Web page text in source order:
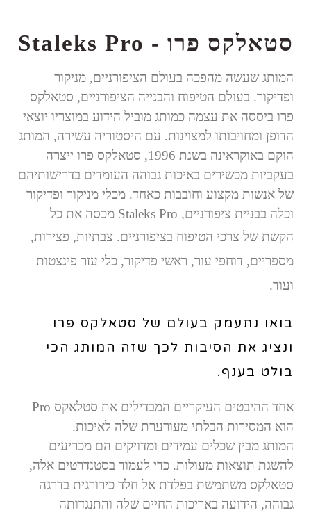
Staleks Pro - סטאלקס פרו
המותג שעשה מהפכה בעולם הציפורניים, מניקור
ופדיקור. בעולם הטיפוח והבנייה הציפורניים, סטאלקס
פרו ביססה את עצמה כמותג מוביל הידוע במוצריו יוצאי
הדופן ומחויבותו למצוינות. עם היסטוריה עשירה, המותג
הוקם באוקראינה בשנת 1996, סטאלקס פרו ייצרה
בעקביות מכשירים באיכות גבוהה העומדים בדרישותיהם
של אנשות מקצוע וחובבות כאחד. מכלי מניקור ופדיקור
וכלה בבניית ציפורניים, Staleks Pro מכסה את כל
הקשת של צרכי הטיפוח בציפורניים. צבתיות, פצירות,
מספריים, דוחפי עור, ראשי פדיקור, כלי עזר פינצטות
ועוד.
בואו נתעמק בעולם של סטאלקס פרו
ונציג את הסיבות לכך שזה המותג הכי
בולט בענף.
אחד ההיבטים העיקריים המבדילים את סטלאקס Pro
הוא המסירות הבלתי מעורערת שלה לאיכות.
המותג מבין שכלים עמידים ומדויקים הם מכריעים
להשגת תוצאות מעולות. כדי לעמוד בסטנדרטים אלה,
סטאלקס משתמשת בפלדת אל חלד כירורגית בדרגה
גבוהה, הידועה באריכות החיים שלה והתנגדותה